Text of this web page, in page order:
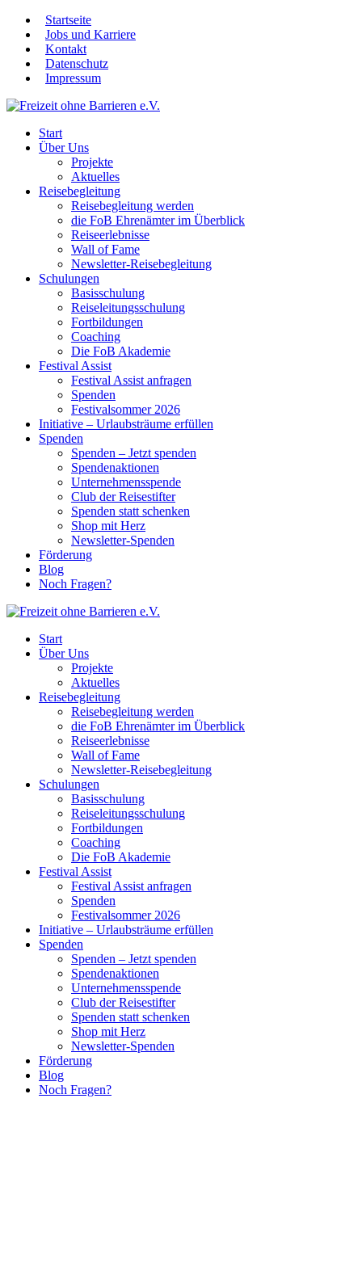
Startseite
Jobs und Karriere
Kontakt
Datenschutz
Impressum
Start
Über Uns
Projekte
Aktuelles
Reisebegleitung
Reisebegleitung werden
die FoB Ehrenämter im Überblick
Reiseerlebnisse
Wall of Fame
Newsletter-Reisebegleitung
Schulungen
Basisschulung
Reiseleitungsschulung
Fortbildungen
Coaching
Die FoB Akademie
Festival Assist
Festival Assist anfragen
Spenden
Festivalsommer 2026
Initiative – Urlaubsträume erfüllen
Spenden
Spenden – Jetzt spenden
Spendenaktionen
Unternehmensspende
Club der Reisestifter
Spenden statt schenken
Shop mit Herz
Newsletter-Spenden
Förderung
Blog
Noch Fragen?
Start
Über Uns
Projekte
Aktuelles
Reisebegleitung
Reisebegleitung werden
die FoB Ehrenämter im Überblick
Reiseerlebnisse
Wall of Fame
Newsletter-Reisebegleitung
Schulungen
Basisschulung
Reiseleitungsschulung
Fortbildungen
Coaching
Die FoB Akademie
Festival Assist
Festival Assist anfragen
Spenden
Festivalsommer 2026
Initiative – Urlaubsträume erfüllen
Spenden
Spenden – Jetzt spenden
Spendenaktionen
Unternehmensspende
Club der Reisestifter
Spenden statt schenken
Shop mit Herz
Newsletter-Spenden
Förderung
Blog
Noch Fragen?